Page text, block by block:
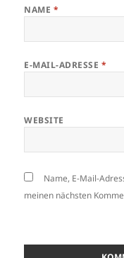
NAME *
E-MAIL-ADRESSE *
WEBSITE
Name, E-Mail-
meinen nächsten